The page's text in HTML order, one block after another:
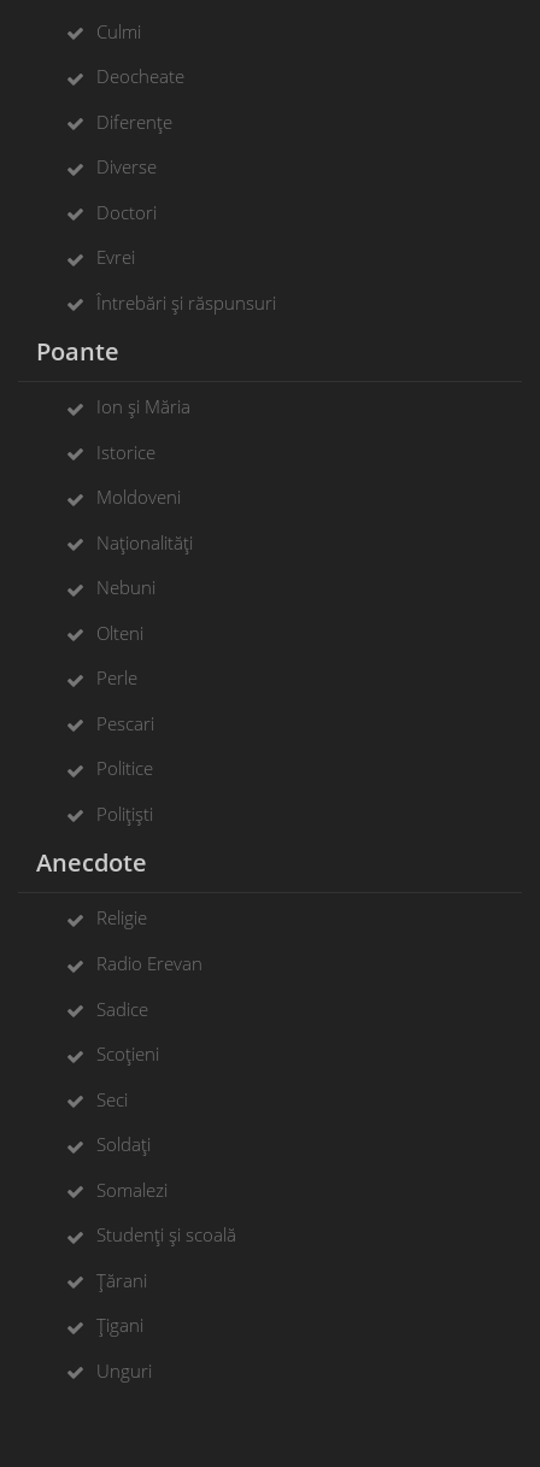
Culmi
Deocheate
Diferențe
Diverse
Doctori
Evrei
Întrebări și răspunsuri
Poante
Ion și Măria
Istorice
Moldoveni
Naționalități
Nebuni
Olteni
Perle
Pescari
Politice
Polițiști
Anecdote
Religie
Radio Erevan
Sadice
Scoțieni
Seci
Soldați
Somalezi
Studenți și scoală
Țărani
Țigani
Unguri